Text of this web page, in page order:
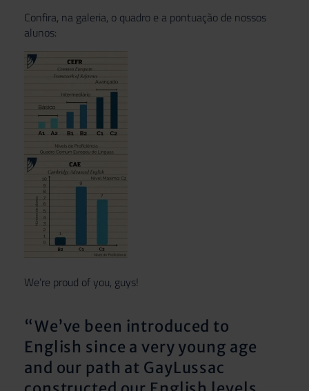
Confira, na galeria, o quadro e a pontuação de nossos
alunos:
We’re proud of you, guys!
“We’ve been introduced to
English since a very young age
and our path at GayLussac